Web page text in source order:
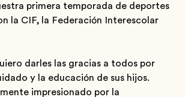
primera temporada de deportes
la CIF, la Federación Interescolar
darles las gracias a todos por
y la educación de sus hijos.
impresionado por la